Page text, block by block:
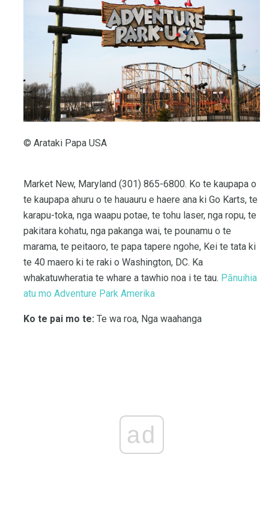
© Arataki Papa USA
Market New, Maryland (301) 865-6800. Ko te kaupapa o
te kaupapa ahuru o te hauauru e haere ana ki Go Karts, te
karapu-toka, nga waapu potae, te tohu laser, nga ropu, te
pakitara kohatu, nga pakanga wai, te pounamu o te
marama, te peitaoro, te papa tapere ngohe, Kei te tata ki
te 40 maero ki te raki o Washington, DC. Ka
whakatuwheratia te whare a tawhio noa i te tau. Pānuihia
atu mo Adventure Park Amerika
Ko te pai mo te: Te wa roa, Nga waahanga
ad